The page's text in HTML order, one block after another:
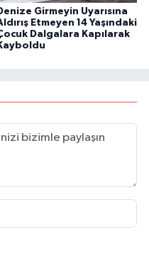
Girmeyin Uyarısına
Etmeyen 14 Yaşındaki
Dalgalara Kapılarak